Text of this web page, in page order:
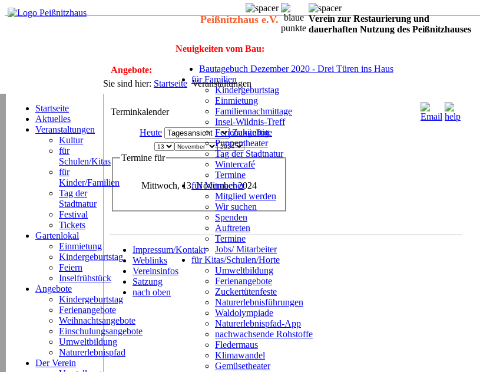
Peißnitzhaus e.V.
Verein zur Restaurierung und
dauerhaften Nutzung des Peißnitzhauses
Neuigkeiten vom Bau:
Bautagebuch Dezember 2020 - Drei Türen ins Haus
für Familien
Kindergeburtstag
Einmietung
Familiennachmittage
Insel-Wildnis-Treff
Ferienangebote
Puppentheater
Tag der Stadtnatur
Wintercafé
Termine
für Mitmacher
Mitglied werden
Wir suchen
Spenden
Auftreten
Termine
Jobs/ Mitarbeiter
für Kitas/Schulen/Horte
Umweltbildung
Ferienangebote
Zuckertütenfeste
Naturerlebnisführungen
Waldolympiade
Naturerlebnispfad-App
nachwachsende Rohstoffe
Fledermaus
Klimawandel
Gemüsetheater
Angebote:
Sie sind hier: Startseite Veranstaltungen
Startseite
Aktuelles
Veranstaltungen
Kultur
für
Schulen/Kitas
für
Kinder/Familien
Tag der
Stadtnatur
Festival
Tickets
Gartenlokal
Einmietung
Kindergeburtstag
Feiern
Inselfrühstück
Angebote
Kindergeburtstag
Ferienangebote
Weihnachtsangebote
Einschulungsangebote
Umweltbildung
Naturerlebnispfad
Der Verein
Terminkalender
Heute Zukünftig
Termine für
Mittwoch, 13. November 2024
Impressum/Kontakt
Weblinks
Vereinsinfos
Satzung
nach oben